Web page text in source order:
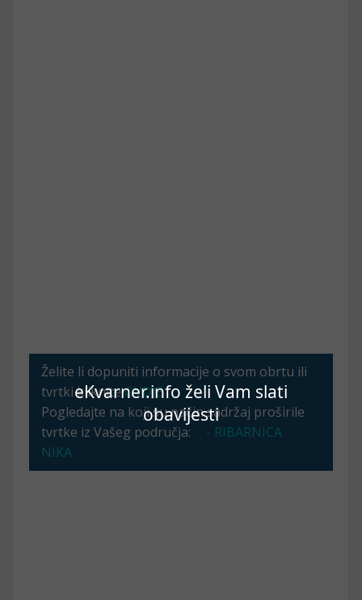
eKvarner.info želi Vam slati
obavijesti
Želite li dopuniti informacije o svom obrtu ili
tvrtki klikniteOVDJE
Pogledajte na koji su način sadržaj proširile
tvrtke iz Vašeg područja:
- RIBARNICA
NIKA